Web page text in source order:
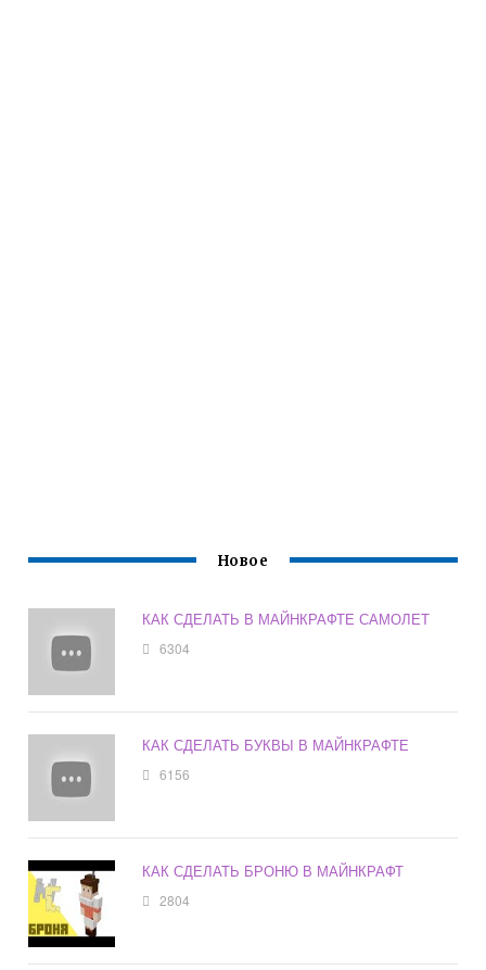
Новое
КАК СДЕЛАТЬ В МАЙНКРАФТЕ САМОЛЕТ
6304
КАК СДЕЛАТЬ БУКВЫ В МАЙНКРАФТЕ
6156
КАК СДЕЛАТЬ БРОНЮ В МАЙНКРАФТ
2804